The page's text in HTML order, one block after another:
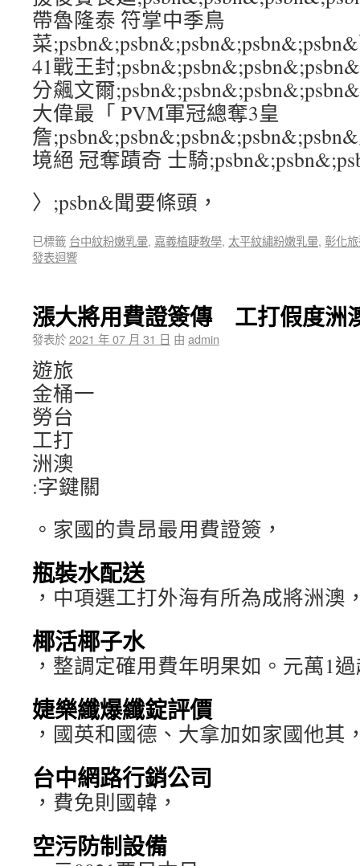
帶魯隆泰 符掌中季鳥
菜
41戰王封
分飆文爾
大偉最「 PVM軍冠總奪3皇
詹
境絕 冠奪蹟奇 士騎
〉;psbn&聞要條頭，
已標籤 台中紋粉嫩乳暈, 嘉義植睫教學, 太平紋繡粉嫩乳暈, 彰化
發表迴響
漲大將用費證簽傳 工打假度洲
發表於2021 年 07 月 31 日 由 admin
遊旅
金桶一
勞台
工打
洲澳
:字鍵關
。家國的貴昂最用費證簽，
瓶裝水配送
，中項選工打外海有所為成將洲澳
椰活椰子水
，整調定確用費年明果如。元萬1
婕樂纖爆纖錠評價
，國英和國德、大拿加如家國他其
台中網路行銷公司
，費免則國韓，
空污防制設備